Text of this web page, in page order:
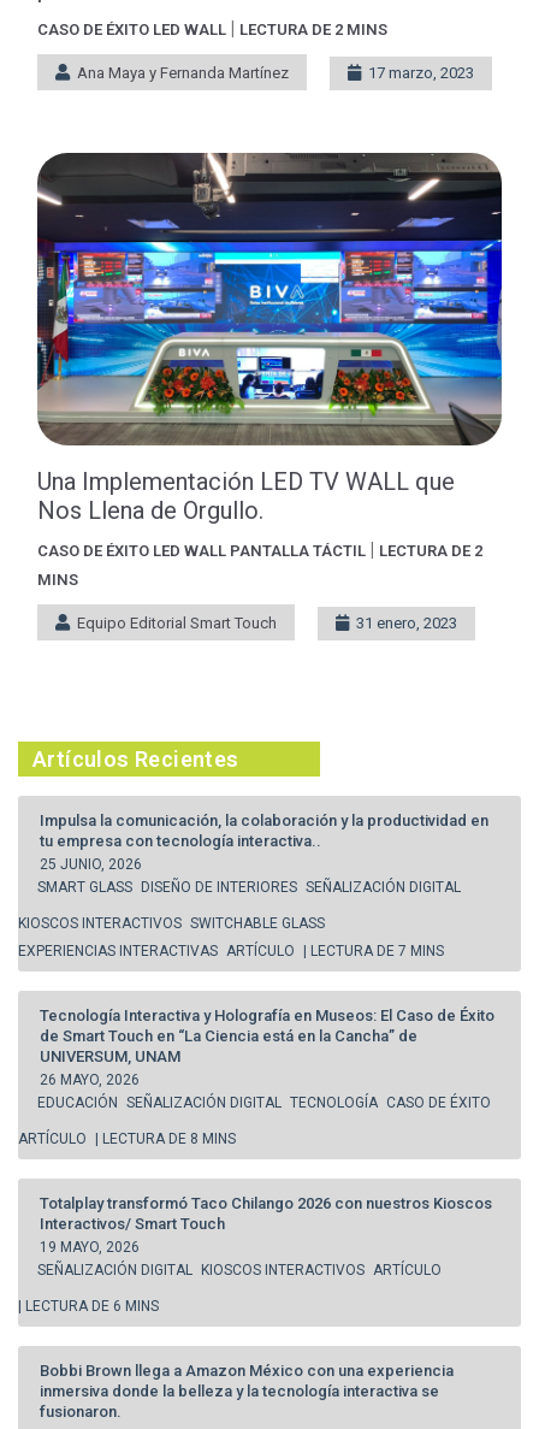
Artículos Recientes
Impulsa la comunicación, la colaboración y la productividad en
tu empresa con tecnología interactiva..
25 JUNIO, 2026
SMART GLASS DISEÑO DE INTERIORES SEÑALIZACIÓN DIGITAL
KIOSCOS INTERACTIVOS SWITCHABLE GLASS
EXPERIENCIAS INTERACTIVAS ARTÍCULO | LECTURA DE 7 MINS
Tecnología Interactiva y Holografía en Museos: El Caso de Éxito
de Smart Touch en “La Ciencia está en la Cancha” de
UNIVERSUM, UNAM
26 MAYO, 2026
EDUCACIÓN SEÑALIZACIÓN DIGITAL TECNOLOGÍA CASO DE ÉXITO
ARTÍCULO | LECTURA DE 8 MINS
Totalplay transformó Taco Chilango 2026 con nuestros Kioscos
Interactivos/ Smart Touch
19 MAYO, 2026
SEÑALIZACIÓN DIGITAL KIOSCOS INTERACTIVOS ARTÍCULO
| LECTURA DE 6 MINS
Bobbi Brown llega a Amazon México con una experiencia
inmersiva donde la belleza y la tecnología interactiva se
fusionaron.
CASO DE ÉXITO LED WALL | LECTURA DE 2 MINS
Ana Maya y Fernanda Martínez 17 marzo, 2023
Una Implementación LED TV WALL que
Nos Llena de Orgullo.
CASO DE ÉXITO LED WALL PANTALLA TÁCTIL | LECTURA DE 2
MINS
Equipo Editorial Smart Touch 31 enero, 2023